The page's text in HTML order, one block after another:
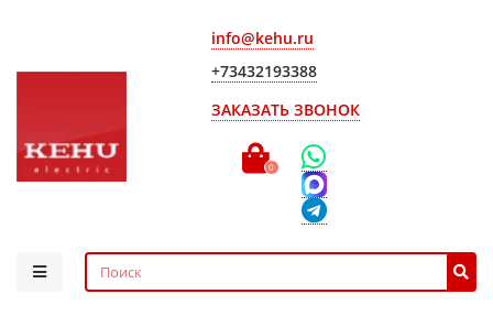
info@kehu.ru
+73432193388
ЗАКАЗАТЬ ЗВОНОК
0